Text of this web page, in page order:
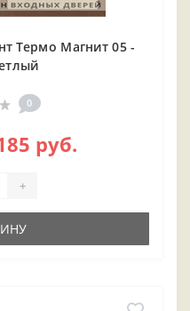
Термо Магнит 05 -
0
руб.
+